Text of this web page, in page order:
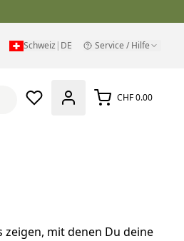
Schweiz | DE Service / Hilfe
CHF 0.00
mit denen Du deine